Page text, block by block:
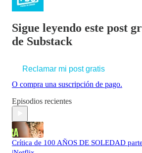
Sigue leyendo este post
de Substack
Reclamar mi post gratis
O compra una suscripción de pago.
Episodios recientes
Crítica de 100 AÑOS DE SOLEDAD